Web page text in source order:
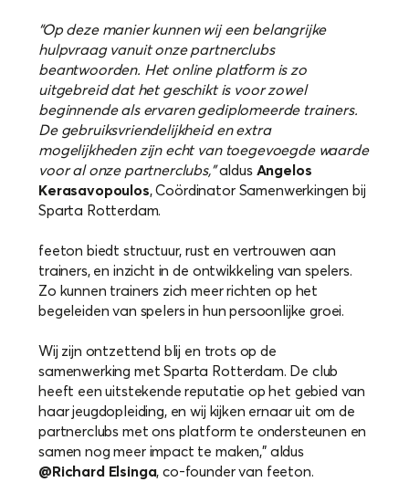
“Op deze manier kunnen wij een belangrijke
hulpvraag vanuit onze partnerclubs
beantwoorden. Het online platform is zo
uitgebreid dat het geschikt is voor zowel
beginnende als ervaren gediplomeerde trainers.
De gebruiksvriendelijkheid en extra
mogelijkheden zijn echt van toegevoegde waarde
voor al onze partnerclubs,”aldus Angelos
Kerasavopoulos, Coördinator Samenwerkingen bij
Sparta Rotterdam.
feeton biedt structuur, rust en vertrouwen aan
trainers, en inzicht in de ontwikkeling van spelers.
Zo kunnen trainers zich meer richten op het
begeleiden van spelers in hun persoonlijke groei.
Wij zijn ontzettend blij en trots op de
samenwerking met Sparta Rotterdam. De club
heeft een uitstekende reputatie op het gebied van
haar jeugdopleiding, en wij kijken ernaar uit om de
partnerclubs met ons platform te ondersteunen en
samen nog meer impact te maken,” aldus
@Richard Elsinga, co-founder van feeton.